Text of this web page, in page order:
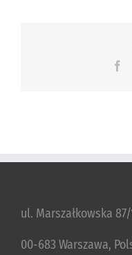
ul. Marszałkowska 87/
00-683 Warszawa,